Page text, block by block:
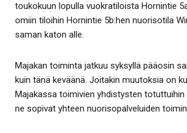
toukokuun lopulla vuokratiloista Hornintie
omiin tiloihin Hornintie 5b:hen nuorisotila
saman katon alle.
Majakan toiminta jatkuu syksyllä pääosin
kuin tänä keväänä. Joitakin muutoksia on
Majakassa toimivien yhdistysten totuttuihin
ne sopivat yhteen nuorisopalveluiden